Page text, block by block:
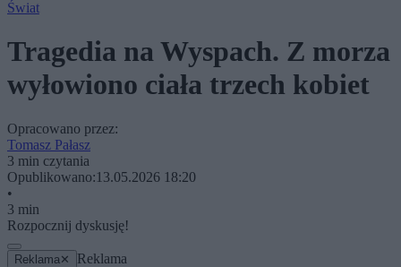
Świat
Tragedia na Wyspach. Z morza
wyłowiono ciała trzech kobiet
Opracowano przez:
Tomasz Pałasz
3 min czytania
Opublikowano:13.05.2026 18:20
•
3 min
Rozpocznij dyskusję!
Reklama ✕ Reklama